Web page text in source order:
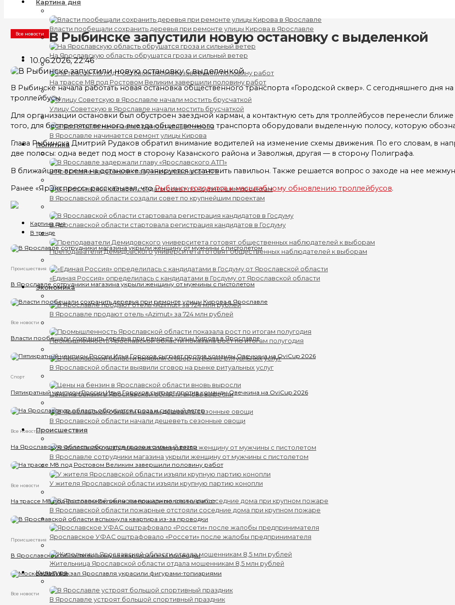
Картина дня
Власти пообещали сохранить деревья при ремонте улицы Кирова в Ярославле
На Ярославскую область обрушатся гроза и сильный ветер
На трассе М8 под Ростовом Великим завершили половину работ
Улицу Советскую в Ярославле начали мостить брусчаткой
В Ярославле начинается ремонт улицы Кирова
Политика
В Ярославле задержали главу «Ярославского АТП»
В Ярославской области создали совет по крупнейшим проектам
В Ярославской области стартовала регистрация кандидатов в Госдуму
Преподаватели Демидовского университета готовят общественных наблюдателей к выборам
«Единая Россия» определилась с кандидатами в Госдуму от Ярославской области
Экономика
В Ярославле продают отель «Azimut» за 724 млн рублей
Промышленность Ярославской области показала рост по итогам полугодия
В Ярославской области выявили сговор на рынке ритуальных услуг
Цены на бензин в Ярославской области вновь выросли
В Ярославской области начали дешеветь сезонные овощи
Происшествия
В Ярославле сотрудники магазина укрыли женщину от мужчины с пистолетом
У жителя Ярославской области изъяли крупную партию конопли
В Ярославской области пожарные отстояли соседние дома при крупном пожаре
Ярославское УФАС оштрафовало «Россети» после жалобы предпринимателя
Жительница Ярославской области отдала мошенникам 8,5 млн рублей
Культура
В Ярославле устроят большой спортивный праздник
Все новости В Рыбинске запустили новую остановку с выделенкой
10.06.2026, 22:46
В Рыбинске начала работать новая остановка общественного транспорта «Городской сквер». С сегодняшнего дня
троллейбусы.
Для организации остановки был обустроен заездной карман, а контактную сеть для троллейбусов перенесли
того, для беспрепятственного выезда общественного транспорта оборудовали выделенную полосу, которую
Глава Рыбинска Дмитрий Рудаков обратил внимание водителей на изменение схемы движения. По его словам, в
две полосы: одна ведет под мост в сторону Казанского района и Заволжья, другая — в сторону Полиграфа.
В ближайшее время на остановке планируется установить павильон. Также решается вопрос о заходе на нее
Ранее «ЯрЭкспресс» рассказывал, чтоРыбинск готовится к масштабному обновлению троллейбусов.
Картина дня
В тренде
Происшествия
В Ярославле сотрудники магазина укрыли женщину от мужчины с пистолетом
Все новости
Власти пообещали сохранить деревья при ремонте улицы Кирова в Ярославле
Спорт
Пятикратный чемпион России Илья Горохов сыграет против команды Овечкина на OviCup 2026
Все новости
На Ярославскую область обрушатся гроза и сильный ветер
Все новости
На трассе М8 под Ростовом Великим завершили половину работ
Происшествия
В Ярославской области вспыхнула квартира из-за проводки
Все новости